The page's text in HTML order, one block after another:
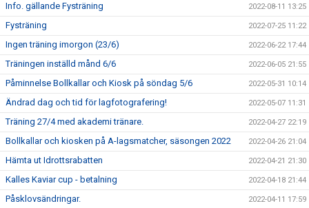
Info. gällande Fysträning 2022-08-11 13:25
Fysträning 2022-07-25 11:22
Ingen träning imorgon (23/6) 2022-06-22 17:44
Träningen inställd månd 6/6 2022-06-05 21:55
Påminnelse Bollkallar och Kiosk på söndag 5/6 2022-05-31 10:14
Ändrad dag och tid för lagfotografering! 2022-05-07 11:31
Träning 27/4 med akademi tränare. 2022-04-27 22:19
Bollkallar och kiosken på A-lagsmatcher, säsongen 2022 2022-04-26 21:04
Hämta ut Idrottsrabatten 2022-04-21 21:30
Kalles Kaviar cup - betalning 2022-04-18 21:44
Påsklovsändringar. 2022-04-11 17:59